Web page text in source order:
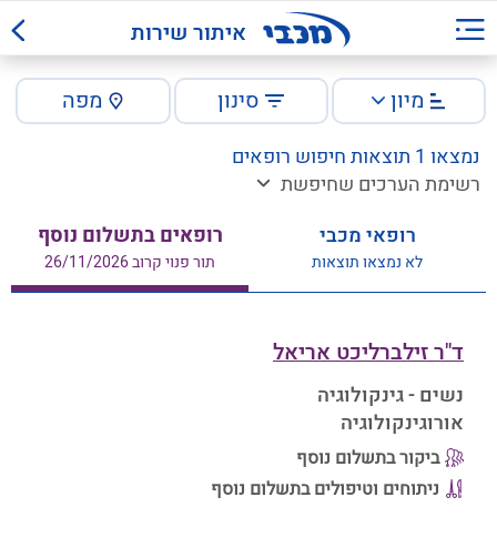
איתור שירות
מיון סינון מפה
נמצאו 1 תוצאות חיפוש רופאים
רשימת הערכים שחיפשת
רופאי מכבי
לא נמצאו תוצאות
רופאים בתשלום נוסף
תור פנוי קרוב 26/11/2026
ד"ר זילברליכט אריאל
נשים - גינקולוגיה
אורוגינקולוגיה
ביקור בתשלום נוסף
ניתוחים וטיפולים בתשלום נוסף